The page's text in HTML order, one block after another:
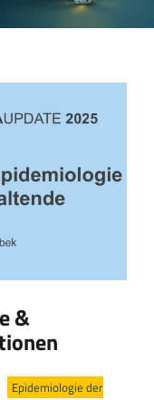
&
Epidemiologie der